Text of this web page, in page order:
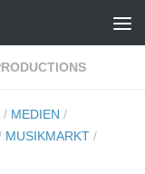
/ MEDIEN /
MUSIKMARKT /